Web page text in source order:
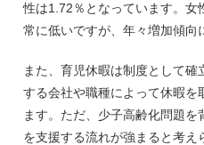
性は1.72％となっています。女
常に低いですが、年々増加傾向
また、育児休暇は制度として
する会社や職種によって休暇を
ます。ただ、少子高齢化問題
を支援する流れが強まると考え